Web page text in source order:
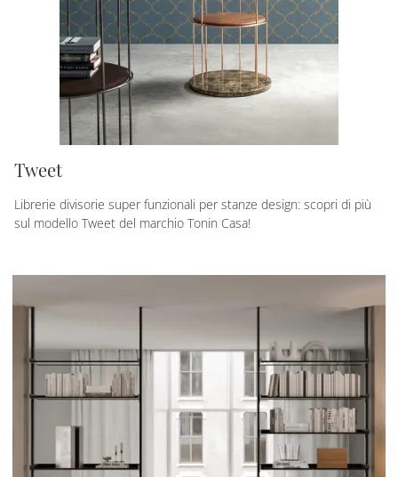
Tweet
Librerie divisorie super funzionali per stanze design: scopri di più
sul modello Tweet del marchio Tonin Casa!